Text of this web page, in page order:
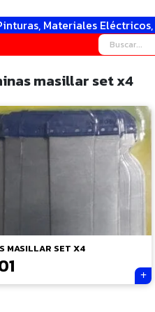
Materiales
masillar set x4
MASILLAR SET X4